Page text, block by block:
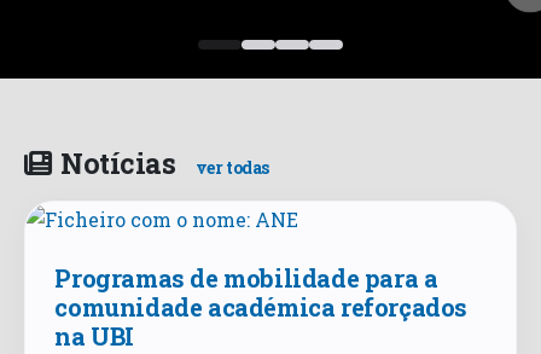
Notícias ver todas
Programas de mobilidade para a
comunidade académica reforçados
na UBI